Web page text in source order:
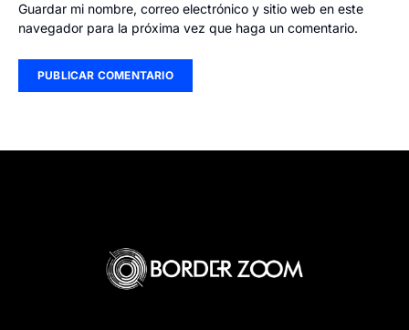
Guardar mi nombre, correo electrónico y sitio web en este
navegador para la próxima vez que haga un comentario.